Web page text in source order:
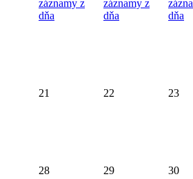
záznamy z
dňa
záznamy z
dňa
dňa
21 22 23
28 29 30